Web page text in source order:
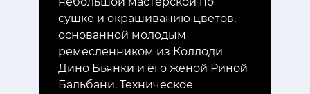
сушке и окрашиванию цветов,
основанной молодым
ремесленником из Коллоди
Дино Бьянки и его женой Риной
Бальбани. Техническое